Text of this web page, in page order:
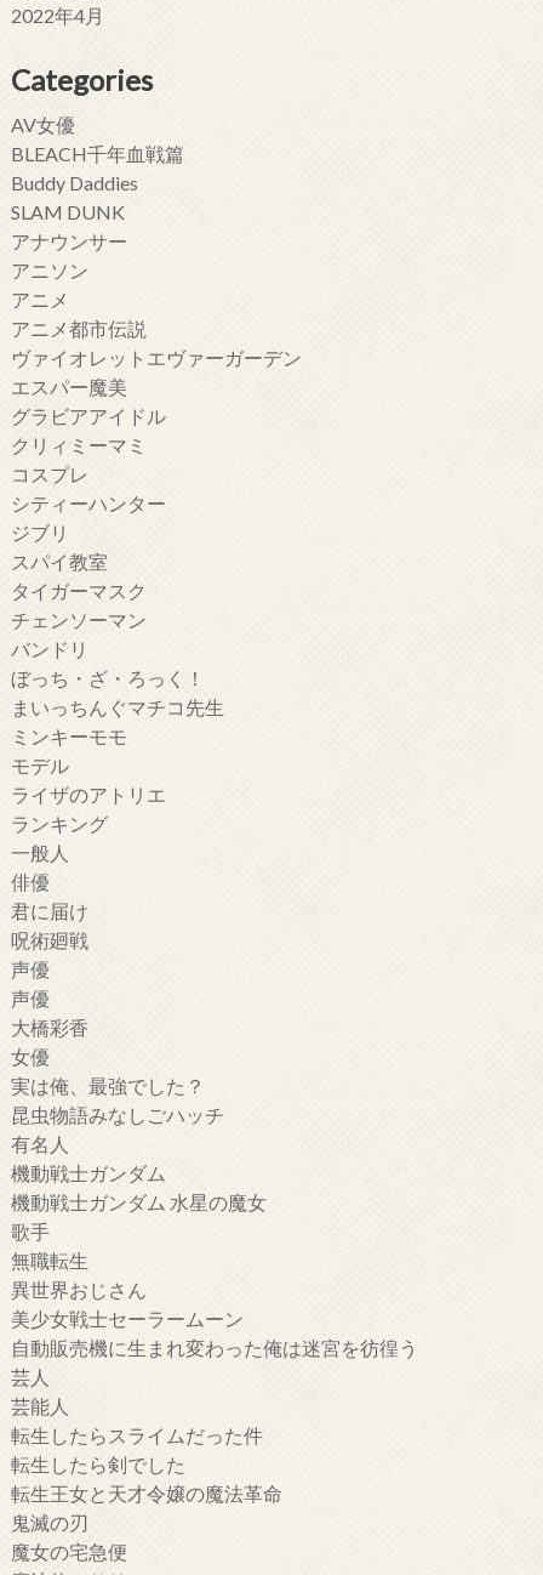
2022年4月
Categories
AV女優
BLEACH千年血戦篇
Buddy Daddies
SLAM DUNK
アナウンサー
アニソン
アニメ
アニメ都市伝説
ヴァイオレットエヴァーガーデン
エスパー魔美
グラビアアイドル
クリィミーマミ
コスプレ
シティーハンター
ジブリ
スパイ教室
タイガーマスク
チェンソーマン
バンドリ
ぼっち・ざ・ろっく！
まいっちんぐマチコ先生
ミンキーモモ
モデル
ライザのアトリエ
ランキング
一般人
俳優
君に届け
呪術廻戦
声優
声優
大橋彩香
女優
実は俺、最強でした？
昆虫物語みなしごハッチ
有名人
機動戦士ガンダム
機動戦士ガンダム 水星の魔女
歌手
無職転生
異世界おじさん
美少女戦士セーラームーン
自動販売機に生まれ変わった俺は迷宮を彷徨う
芸人
芸能人
転生したらスライムだった件
転生したら剣でした
転生王女と天才令嬢の魔法革命
鬼滅の刃
魔女の宅急便